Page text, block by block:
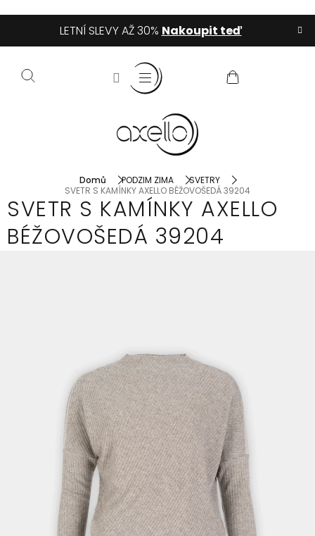
obsah
LETNÍ SLEVY AŽ 30% Nakoupit teď
Domů PODZIM ZIMA
SVETRY
SVETR S KAMÍNKY AXELLO BÉŽOVOŠEDÁ 39204
SVETR S KAMÍNKY AXELLO
BÉŽOVOŠEDÁ 39204